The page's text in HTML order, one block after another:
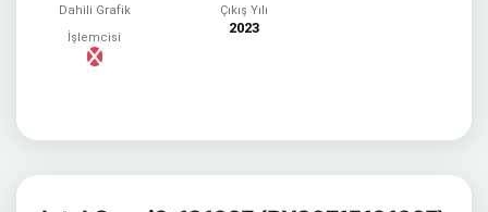
Dahili Grafik
İşlemcisi
Çıkış Yılı
2023